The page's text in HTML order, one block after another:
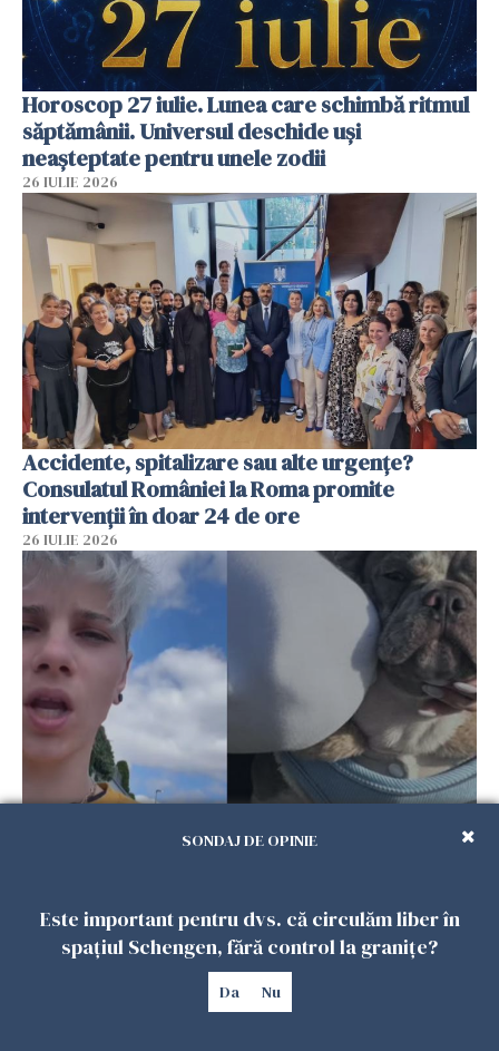
Horoscop 27 iulie. Lunea care schimbă ritmul
săptămânii. Universul deschide uși
neașteptate pentru unele zodii
26 IULIE 2026
Accidente, spitalizare sau alte urgențe?
Consulatul României la Roma promite
intervenții în doar 24 de ore
26 IULIE 2026
câinele în Germania. Mesajul ei a stârnit
SONDAJ DE OPINIE
Este important pentru dvs. că circulăm liber în
spațiul Schengen, fără control la granițe?
Da Nu